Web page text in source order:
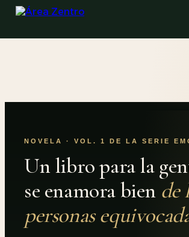
NOVELA · VOL. 1 DE LA SERIE
Un libro para la
se enamora bien de
personas